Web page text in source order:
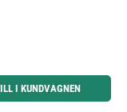
att öka eller minska kvantiteten.
I KUNDVAGNEN